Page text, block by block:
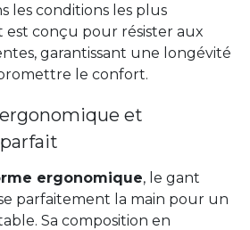
les conditions les plus
est conçu pour résister aux
garantissant une longévité
le confort.
et
ergonomique, le gant
parfaitement la main pour un
Sa composition en